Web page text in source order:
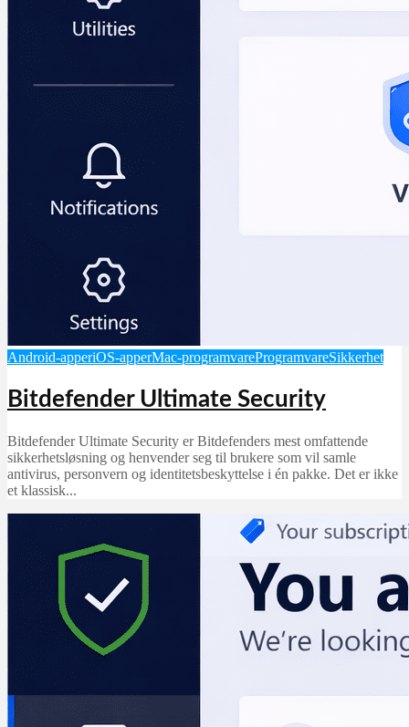
Android-apperiOS-apperMac-programvareProgramvareSikkerhet
Bitdefender Ultimate Security
Bitdefender Ultimate Security er Bitdefenders mest omfattende
sikkerhetsløsning og henvender seg til brukere som vil samle
antivirus, personvern og identitetsbeskyttelse i én pakke. Det er ikke
et klassisk...